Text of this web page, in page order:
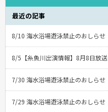
最近の記事
8/10 海水浴場遊泳禁止のおしらせ
8/5【糸魚川出演情報】8月8日放送
7/30 海水浴場遊泳禁止のおしらせ
7/29 海水浴場遊泳禁止のおしらせ